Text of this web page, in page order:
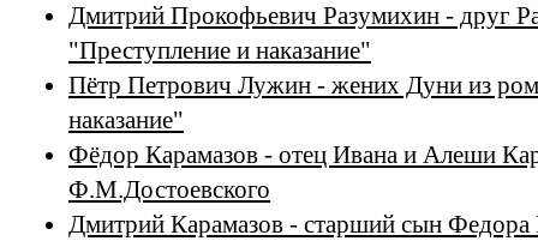
Дмитрий Прокофьевич Разумихин - друг
"Преступление и наказание"
Пётр Петрович Лужин - жених Дуни из
наказание"
Фёдор Карамазов - отец Ивана и Алеши
Ф.М.Достоевского
Дмитрий Карамазов - старший сын Федора